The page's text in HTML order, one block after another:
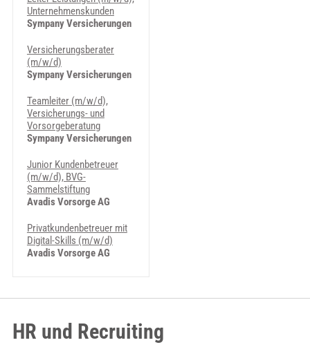
Unternehmenskunden
Sympany Versicherungen
Versicherungsberater
(m/w/d)
Sympany Versicherungen
Teamleiter (m/w/d),
Versicherungs- und
Vorsorgeberatung
Sympany Versicherungen
Junior Kundenbetreuer
(m/w/d), BVG-
Sammelstiftung
Avadis Vorsorge AG
Privatkundenbetreuer mit
Digital-Skills (m/w/d)
Avadis Vorsorge AG
HR und Recruiting